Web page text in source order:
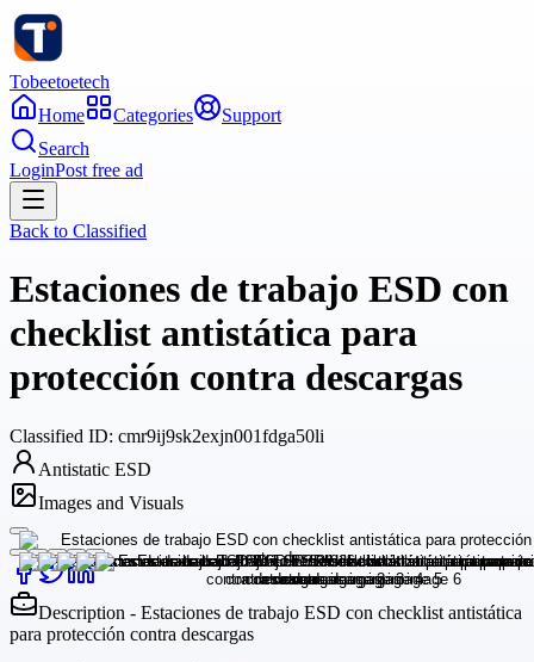
Tobeetoetech
Home
Categories
Support
Search
LoginPost free ad
Back to Classified
Estaciones de trabajo ESD con
checklist antistática para
protección contra descargas
Classified ID: cmr9ij9sk2exjn001fdga50li
Antistatic ESD
Images and Visuals
Description - Estaciones de trabajo ESD con checklist antistática
para protección contra descargas